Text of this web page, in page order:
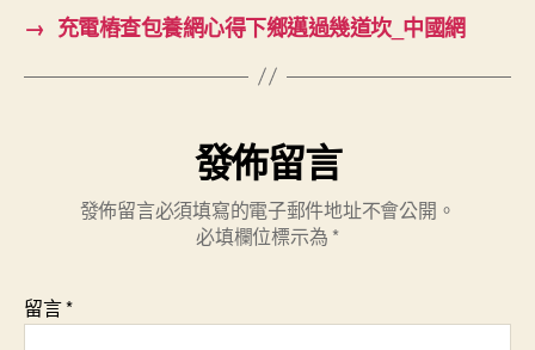
→ 充電樁查包養網心得下鄉邁過幾道坎_中國網
發佈留言
發佈留言必須填寫的電子郵件地址不會公開。
必填欄位標示為 *
留言*